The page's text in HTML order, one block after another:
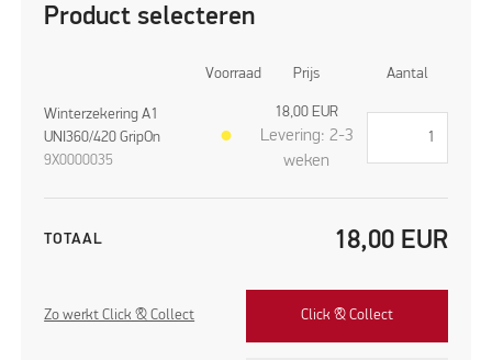
Product selecteren
Voorraad Prijs Aantal
Winterzekering A1
UNI360/420 GripOn
9X0000035
●
18,00 EUR
Levering: 2-3
weken
TOTAAL 18,00 EUR
Zo werkt Click & Collect Click & Collect